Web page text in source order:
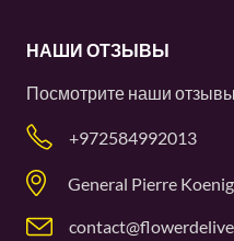
НАШИ ОТЗЫВЫ
Посмотрите наши
+972584992013
General Pierre